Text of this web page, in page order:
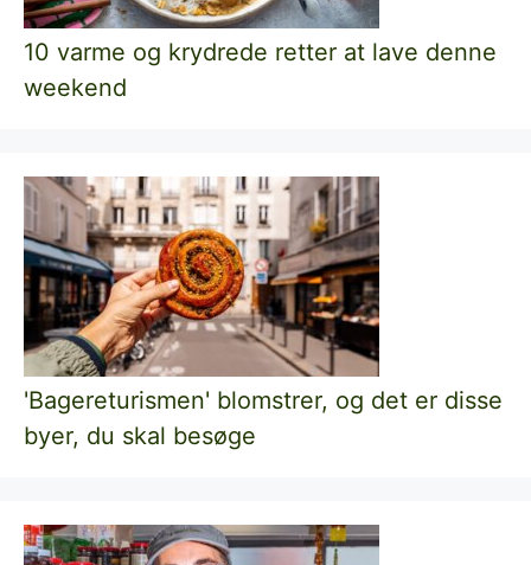
10 varme og krydrede retter at lave denne
weekend
'Bagereturismen' blomstrer, og det er disse
byer, du skal besøge